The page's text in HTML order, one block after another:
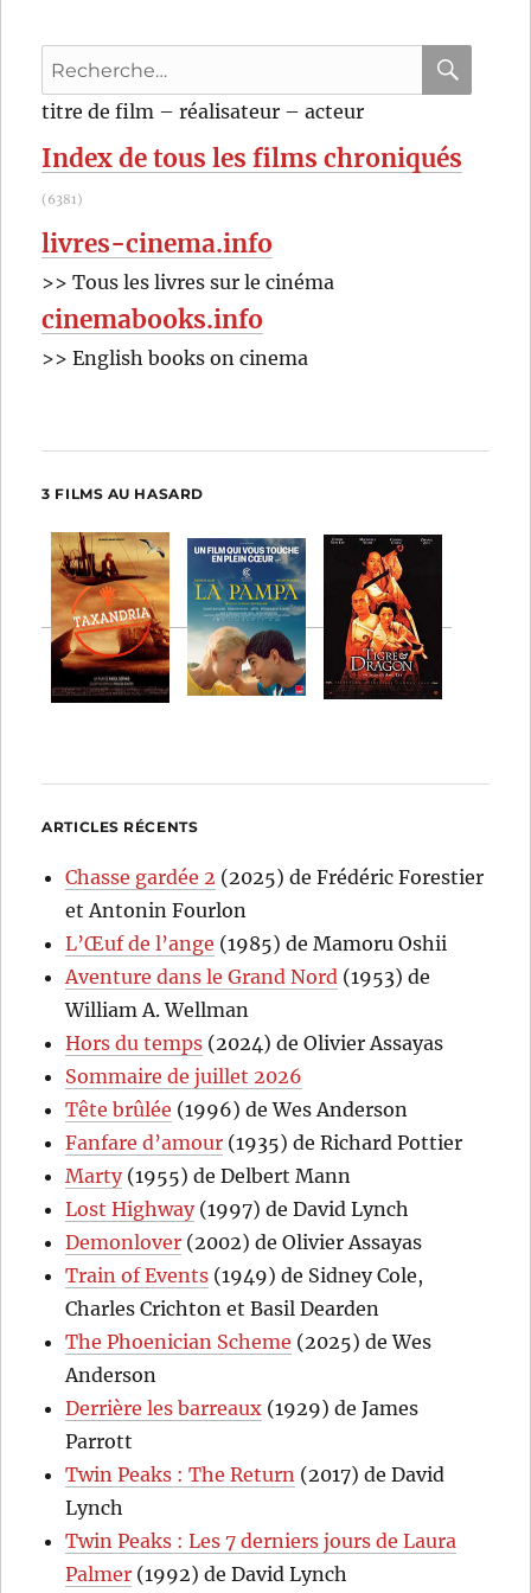
Recherche
pour
:
titre de film – réalisateur – acteur
Index de tous les films chroniqués
(6381)
livres-cinema.info
>> Tous les livres sur le cinéma
cinemabooks.info
>> English books on cinema
3 FILMS AU HASARD
ARTICLES RÉCENTS
Chasse gardée 2 (2025) de Frédéric Forestier
et Antonin Fourlon
L’Œuf de l’ange (1985) de Mamoru Oshii
Aventure dans le Grand Nord (1953) de
William A. Wellman
Hors du temps (2024) de Olivier Assayas
Sommaire de juillet 2026
Tête brûlée (1996) de Wes Anderson
Fanfare d’amour (1935) de Richard Pottier
Marty(1955) de Delbert Mann
Lost Highway(1997) de David Lynch
Demonlover (2002) de Olivier Assayas
Train of Events (1949) de Sidney Cole,
Charles Crichton et Basil Dearden
The Phoenician Scheme (2025) de Wes
Anderson
Derrière les barreaux (1929) de James
Parrott
Twin Peaks : The Return (2017) de David
Lynch
Twin Peaks : Les 7 derniers jours de Laura
Palmer (1992) de David Lynch